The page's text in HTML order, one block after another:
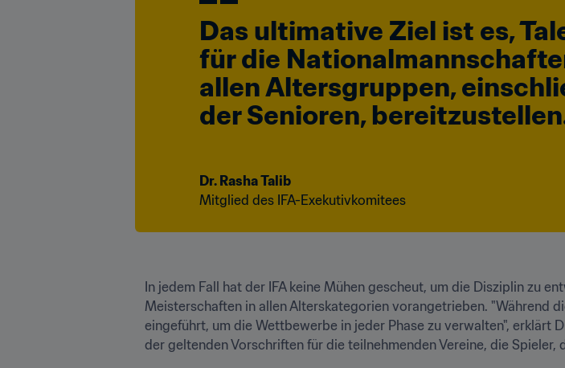
Das ultimative Ziel ist es,
für die
allen Altersgruppen,
der Senioren,
Dr. Rasha Talib
Mitglied des IFA-Exekutivkomitees
In jedem Fall hat der IFA keine Mühen gescheut, um die Disziplin zu
Meisterschaften in allen Alterskategorien vorangetrieben. "Während
eingeführt, um die Wettbewerbe in jeder Phase zu verwalten", erklärt
der geltenden Vorschriften für die teilnehmenden Vereine, die Spieler,